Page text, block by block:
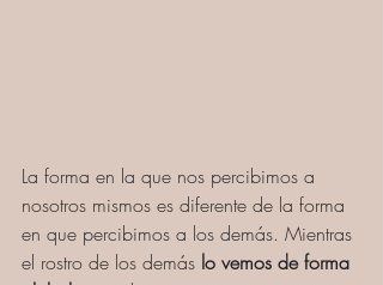
La forma en la que nos percibimos a
nosotros mismos es diferente de la forma
en que percibimos a los demás. Mientras
el rostro de los demás lo vemos de forma